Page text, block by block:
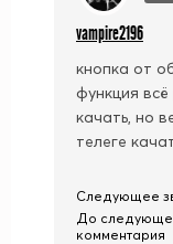
vampire2196
кнопка от
функция
качать, но
телеге
Следующее
До
комментария